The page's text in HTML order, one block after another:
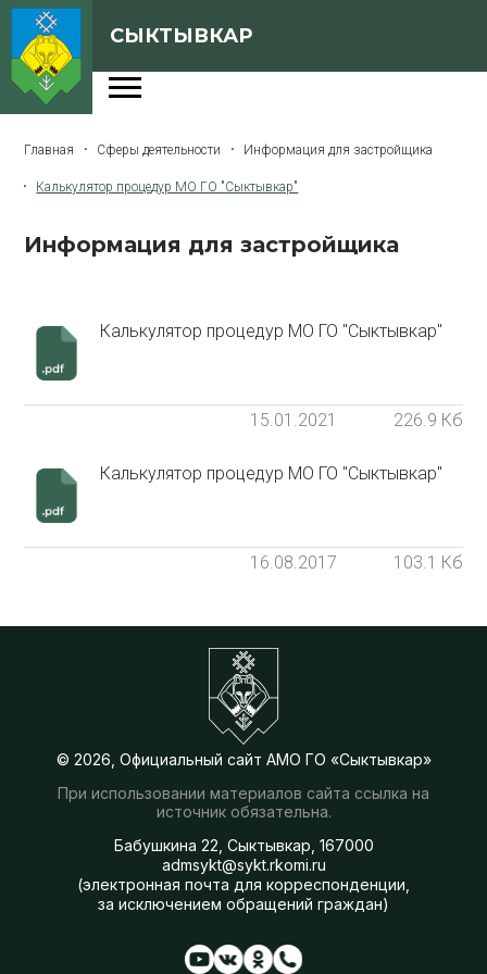
СЫКТЫВКАР
О Сыктывкаре
Архивная версия сайта
Версия для слабовидящих
Главная Сферы деятельности Информация для застройщика
Калькулятор процедур МО ГО "Сыктывкар"
Информация для застройщика
Калькулятор процедур МО ГО "Сыктывкар"
15.01.2021 226.9 Кб
Калькулятор процедур МО ГО "Сыктывкар"
16.08.2017 103.1 Кб
© 2026, Официальный сайт АМО ГО «Сыктывкар»
При использовании материалов сайта ссылка на
источник обязательна.
Бабушкина 22, Сыктывкар, 167000
admsykt@sykt.rkomi.ru
(электронная почта для корреспонденции,
за исключением обращений граждан)